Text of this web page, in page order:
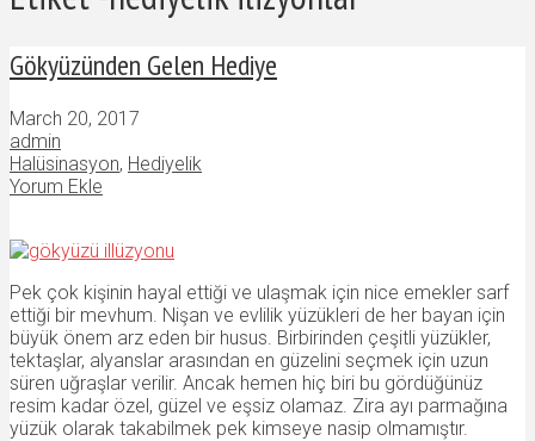
Gökyüzünden Gelen Hediye
March 20, 2017
admin
Halüsinasyon, Hediyelik
Yorum Ekle
Pek çok kişinin hayal ettiği ve ulaşmak için nice emekler sarf
ettiği bir mevhum. Nişan ve evlilik yüzükleri de her bayan için
büyük önem arz eden bir husus. Birbirinden çeşitli yüzükler,
tektaşlar, alyanslar arasından en güzelini seçmek için uzun
süren uğraşlar verilir. Ancak hemen hiç biri bu gördüğünüz
resim kadar özel, güzel ve eşsiz olamaz. Zira ayı parmağına
yüzük olarak takabilmek pek kimseye nasip olmamıştır.